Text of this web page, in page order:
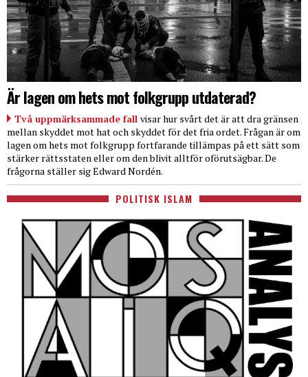
Är lagen om hets mot folkgrupp utdaterad?
Två uppmärksammade fall visar hur svårt det är att dra gränsen
mellan skyddet mot hat och skyddet för det fria ordet. Frågan är om
lagen om hets mot folkgrupp fortfarande tillämpas på ett sätt som
stärker rättsstaten eller om den blivit alltför oförutsägbar. De
frågorna ställer sig Edward Nordén.
POLITISK ISLAM